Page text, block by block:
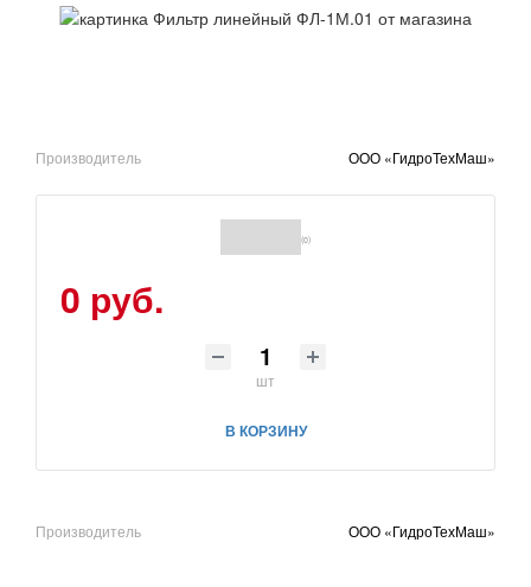
Производитель ООО «ГидроТехМаш»
(0)
0 руб.
шт
В КОРЗИНУ
Производитель ООО «ГидроТехМаш»